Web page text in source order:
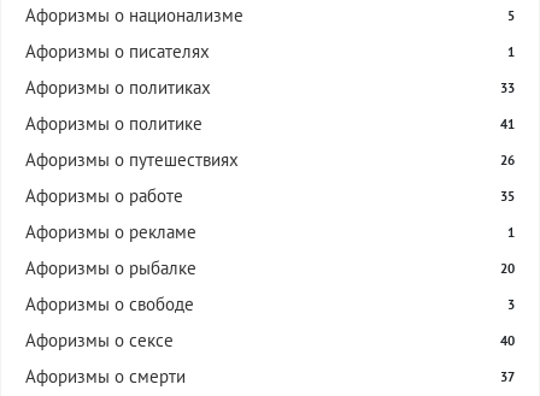
Афоризмы о национализме 5
Афоризмы о писателях 1
Афоризмы о политиках 33
Афоризмы о политике 41
Афоризмы о путешествиях 26
Афоризмы о работе 35
Афоризмы о рекламе 1
Афоризмы о рыбалке 20
Афоризмы о свободе 3
Афоризмы о сексе 40
Афоризмы о смерти 37